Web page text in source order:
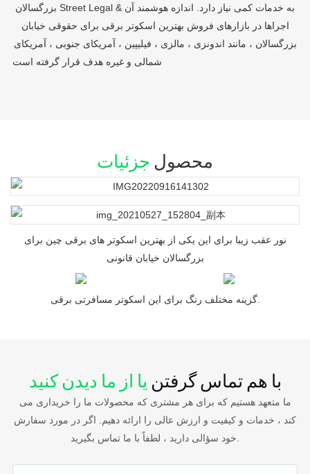
بزرگسالان Street Legal به خدمات کمی نیاز دارد. اندازه هوشمند آن &
اجراها در بازارهای فروش بهترین اسکوتر برقی برای حقوقی خیابان
بزرگسالان ، مانند اندونزی ، مالزی ، فیلیپین ، آمریکای جنوبی ، آمریکای
شمالی و غیره هدف قرار گرفته است
محصول جزئیات
نور عقب زیبا برای این یکی از بهترین اسکوتر های برقی چین برای
بزرگسالان خیابان قانونی
گزینه مختلف رنگ برای این اسکوتر مسافرتی برقی.
با هم تماس گرفتن یا از ما دیدن کنید
ما متعهد هستیم که برای هر مشتری که محصولات ما را خریداری می
کند ، خدمات و کیفیت و ارزش عالی را ارائه دهیم. اگر در مورد سفارش
خود سؤالی دارید ، لطفاً با ما تماس بگیرید.